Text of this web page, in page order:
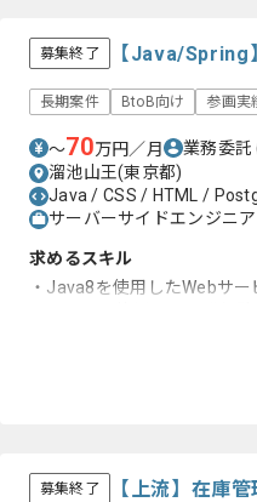
募集終了 【Java/Spring
長期案件 BtoB向け 参画実
〜70万円／月 業務委託
溜池山王(東京都)
Java / CSS / HTML /
サーバーサイドエンジニ
求めるスキル
・Java8を使用したWebサ
募集終了 【上流】在庫